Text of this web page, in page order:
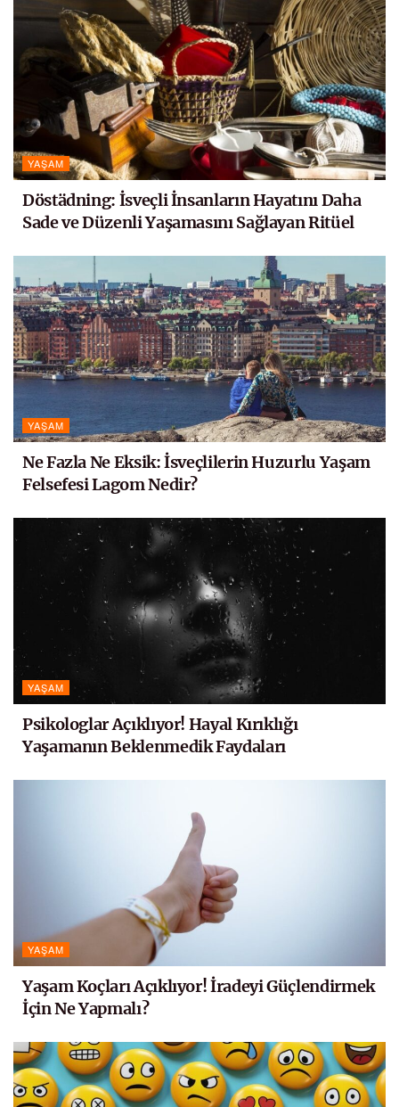
YAŞAM
Döstädning: İsveçli İnsanların Hayatını Daha
Sade ve Düzenli Yaşamasını Sağlayan Ritüel
YAŞAM
Ne Fazla Ne Eksik: İsveçlilerin Huzurlu Yaşam
Felsefesi Lagom Nedir?
YAŞAM
Psikologlar Açıklıyor! Hayal Kırıklığı
Yaşamanın Beklenmedik Faydaları
YAŞAM
Yaşam Koçları Açıklıyor! İradeyi Güçlendirmek
İçin Ne Yapmalı?